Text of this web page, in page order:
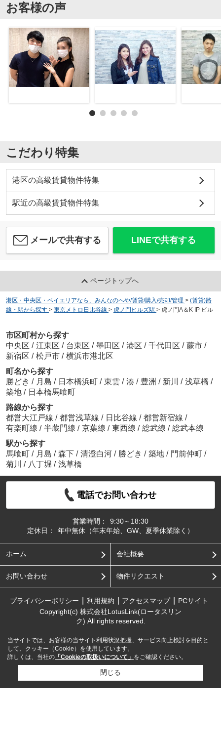
お客様の声
こだわり特集
港区の高級賃貸物件特集
駅近の高級賃貸物件特集
メールで共有する LINEで共有する
ページトップへ
港区・中央区・ベイエリアなら、みんなのへや/賃貸/購入/売却/管理 > (賃貸)路
線・駅から探す > 東京メトロ日比谷線 > 虎ノ門ヒルズ駅 > 虎ノ門A＆K IP ビル
市区町村から探す
中央区 / 江東区 / 台東区 / 墨田区 / 港区 / 千代田区 / 蕨市 /
新宿区 / 松戸市 / 横浜市港北区
町名から探す
勝どき / 月島 / 日本橋浜町 / 東雲 / 湊 / 豊洲 / 新川 / 浅草橋 /
築地 / 日本橋馬喰町
路線から探す
都営大江戸線 / 都営浅草線 / 日比谷線 / 都営新宿線 /
有楽町線 / 半蔵門線 / 京葉線 / 東西線 / 総武線 / 総武本線
駅から探す
馬喰町 / 月島 / 森下 / 清澄白河 / 勝どき / 築地 / 門前仲町 /
菊川
/ 八丁堀 / 浅草橋
電話でお問い合わせ
営業時間：
9:30～18:30
定休日：
年中無休（年末年始、GW、夏季休業除く）
ホーム 会社概要
お問い合わせ 物件リクエスト
プライバシーポリシー 利用規約 アクセスマップ
PCサイト
Copyright(c) 株式会社LotusLink(ロータスリン
ク) All rights reserved.
当サイトでは、お客様の当サイト利用状況把握、サービス向上検討を目的と
して、クッキー（Cookie）を使用しています。
詳しくは、当社の 「Cookieの取扱いについて」 をご確認ください。
閉じる